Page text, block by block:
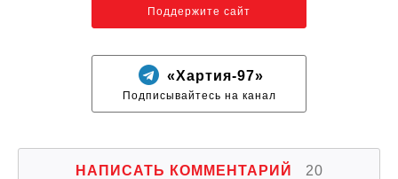
Поддержите сайт
«Хартия-97»
Подписывайтесь на канал
НАПИСАТЬ КОММЕНТАРИЙ 20